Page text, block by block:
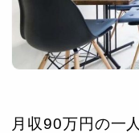
月収90万円の一